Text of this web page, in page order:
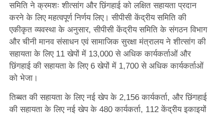
समिति ने क्रमशः शीत्सांग और छिंगहाई को लक्षित सहायता प्रदान
करने के लिए महत्वपूर्ण निर्णय लिए। सीपीसी केंद्रीय समिति की
एकीकृत व्यवस्था के अनुसार, सीपीसी केंद्रीय समिति के संगठन विभाग
और चीनी मानव संसाधन एवं सामाजिक सुरक्षा मंत्रालय ने शीत्सांग की
सहायता के लिए 11 खेपों में 13,000 से अधिक कार्यकर्ताओं और
छिंगहाई की सहायता के लिए 6 खेपों में 1,700 से अधिक कार्यकर्ताओं
को भेजा।
तिब्बत की सहायता के लिए नई खेप के 2,156 कार्यकर्ता, और छिंगहाई
की सहायता के लिए नई खेप के 480 कार्यकर्ता, 112 केंद्रीय इकाइयों